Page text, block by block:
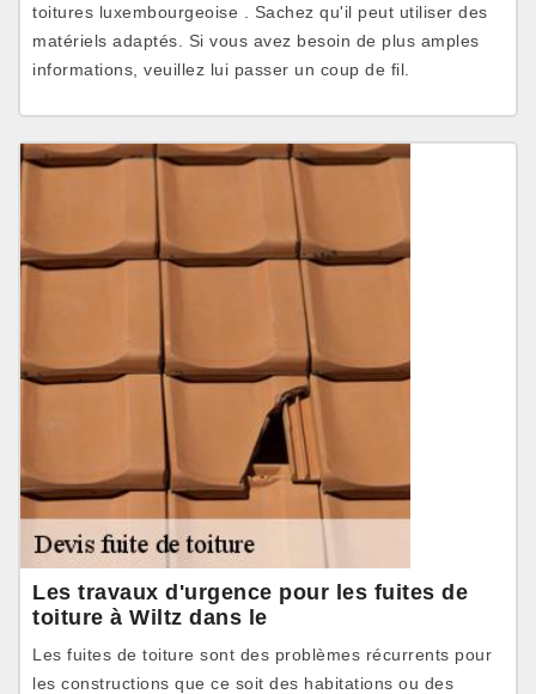
toitures luxembourgeoise . Sachez qu'il peut utiliser des
matériels adaptés. Si vous avez besoin de plus amples
informations, veuillez lui passer un coup de fil.
Les travaux d'urgence pour les fuites de
toiture à Wiltz dans le
Les fuites de toiture sont des problèmes récurrents pour
les constructions que ce soit des habitations ou des